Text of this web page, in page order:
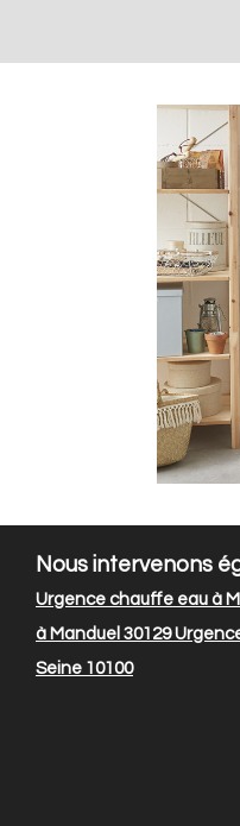
Nous intervenons
Urgence chauffe eau à
à Manduel 30129
Seine 10100